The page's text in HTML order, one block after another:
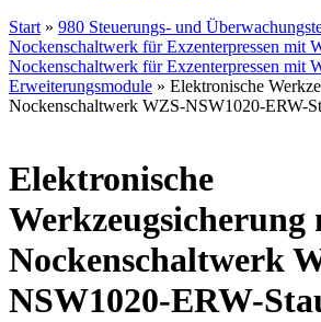
Start » 980 Steuerungs- und
Nockenschaltwerk für Exzenterpressen mit
Nockenschaltwerk für Exzenterpressen mit
Erweiterungsmodule » Elektronische
Nockenschaltwerk WZS-NSW1020-ERW-
Elektronische
Werkzeugsicherung
Nockenschaltwerk
NSW1020-ERW-